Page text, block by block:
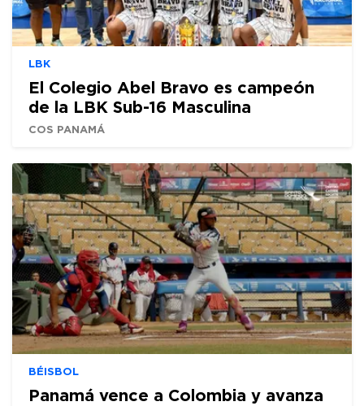
LBK
El Colegio Abel Bravo es campeón
de la LBK Sub-16 Masculina
COS PANAMÁ
BÉISBOL
Panamá vence a Colombia y avanza